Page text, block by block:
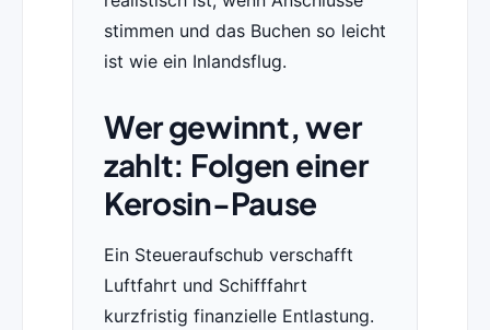
stimmen und das Buchen so leicht
ist wie ein Inlandsflug.
Wer gewinnt, wer
zahlt: Folgen einer
Kerosin-Pause
Ein Steueraufschub verschafft
Luftfahrt und Schifffahrt
kurzfristig finanzielle Entlastung.